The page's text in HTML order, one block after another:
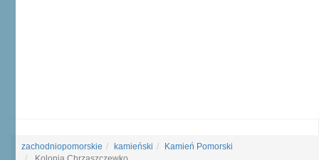
zachodniopomorskie kamieński
Kamień Pomorski